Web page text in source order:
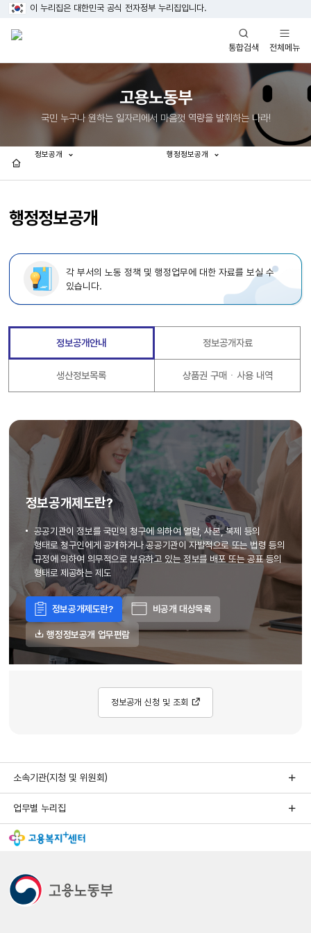
이 누리집은 대한민국 공식 전자정부 누리집입니다.
통합검색
열기
전체메뉴
열기
고용노동부
국민 누구나 원하는 일자리에서 마음껏 역량을 발휘하는 나라!
행정정보공개
정보공개 행정정보공개
각 부서의 노동 정책 및 행정업무에 대한 자료를 보실 수
있습니다.
정보공개안내 정보공개자료
생산정보목록 상품권 구매ㆍ사용 내역
정보공개제도란?
공공기관이 정보를 국민의 청구에 의하여 열람, 사본, 복제 등의
형태로 청구인에게 공개하거나 공공기관이 자발적으로 또는 법령 등의
규정에 의하여 의무적으로 보유하고 있는 정보를 배포 또는 공표 등의
형태로 제공하는 제도
정보공개제도란? 비공개 대상목록
행정정보공개 업무편람
정보공개 신청 및 조회
소속기관(지청 및 위원회)
업무별 누리집